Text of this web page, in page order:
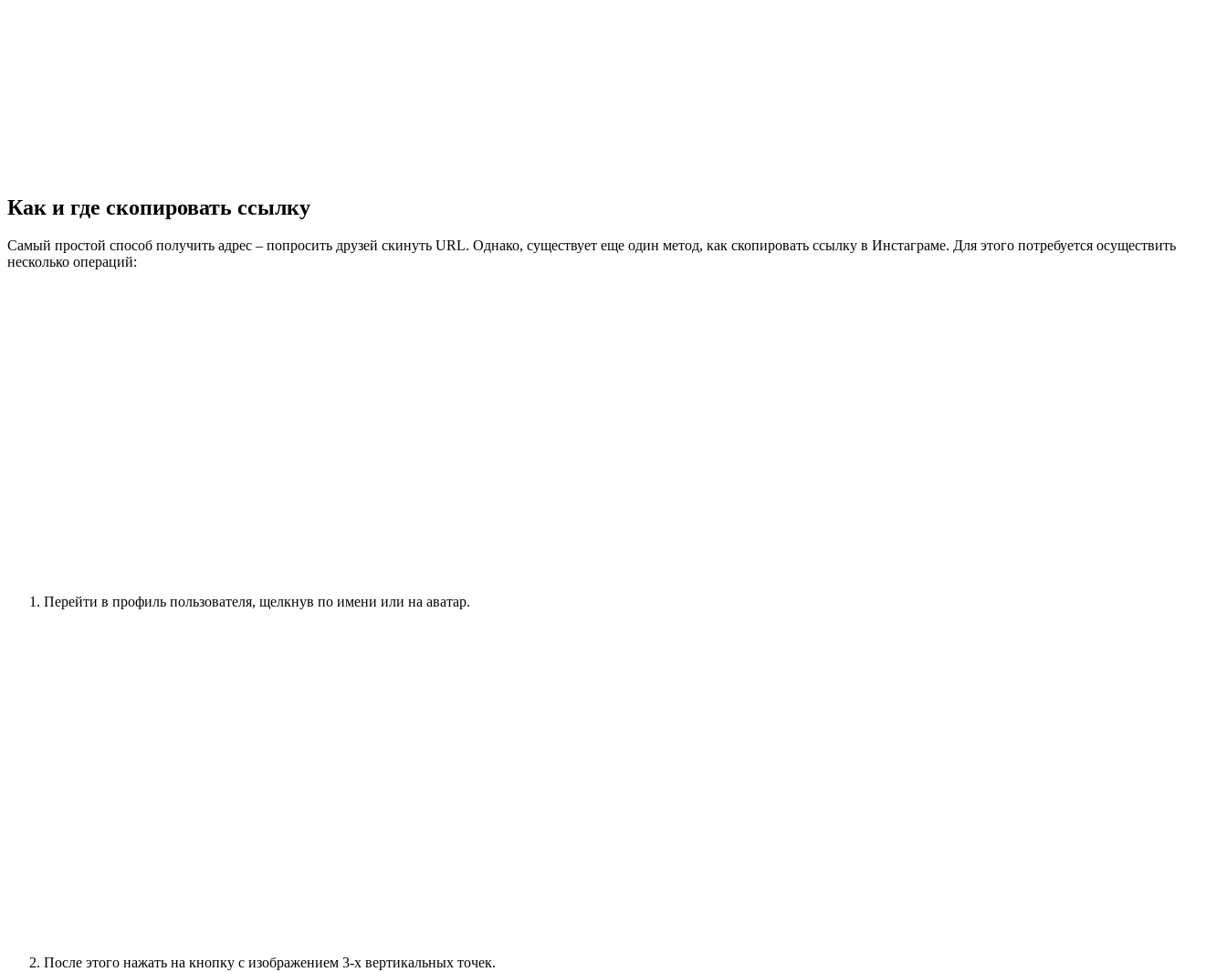
Как и где скопировать ссылку
Самый простой способ получить адрес – попросить друзей скинуть URL. Однако, существует еще один метод, как скопировать ссылку в Инстаграме. Для этого потребуется осуществить
несколько операций:
Перейти в профиль пользователя, щелкнув по имени или на аватар.
После этого нажать на кнопку с изображением 3-х вертикальных точек.